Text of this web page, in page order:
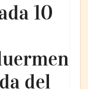
10
del